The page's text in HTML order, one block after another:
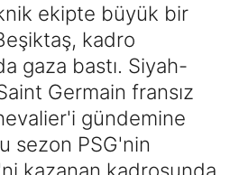
ekipte büyük bir
kadro
gaza bastı. Siyah-
Germain fransız
gündemine
sezon PSG'nin